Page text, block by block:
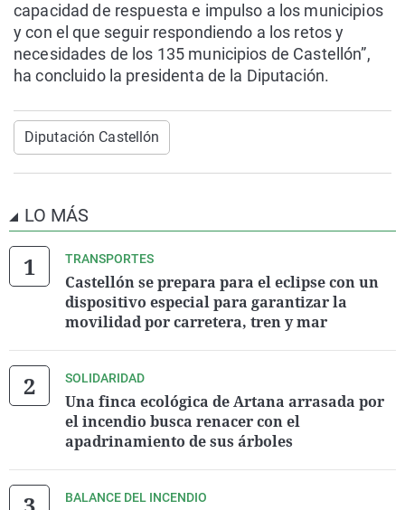
capacidad de respuesta e impulso a los municipios
y con el que seguir respondiendo a los retos y
necesidades de los 135 municipios de Castellón”,
ha concluido la presidenta de la Diputación.
Diputación Castellón
LO MÁS
TRANSPORTES
Castellón se prepara para el eclipse con un
dispositivo especial para garantizar la
movilidad por carretera, tren y mar
SOLIDARIDAD
Una finca ecológica de Artana arrasada por
el incendio busca renacer con el
apadrinamiento de sus árboles
BALANCE DEL INCENDIO